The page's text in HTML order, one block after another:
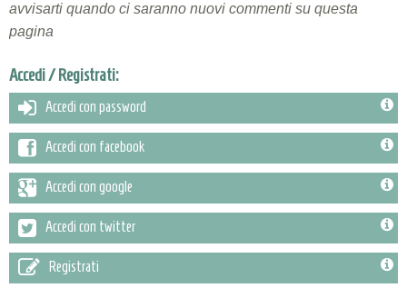
avvisarti quando ci saranno nuovi commenti su questa
pagina
Accedi / Registrati:
Accedi con password
Accedi con facebook
Accedi con google
Accedi con twitter
Registrati